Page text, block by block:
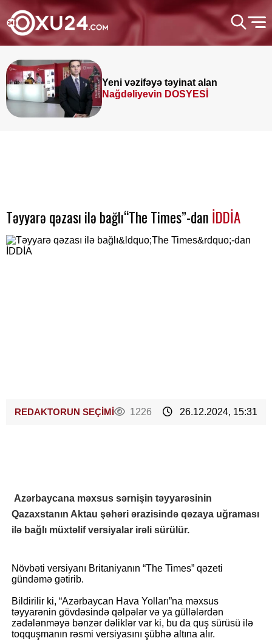
Yeni vəzifəyə təyinat alan
Nağdəliyevin DOSYESİ
Təyyarə qəzası ilə bağlı“The Times”-dan İDDİA
REDAKTORUN SEÇİMİ 1226 26.12.2024, 15:31
Azərbaycana məxsus sərnişin təyyarəsinin
Qazaxstanın Aktau şəhəri ərazisində qəzaya uğraması
ilə bağlı müxtəlif versiyalar irəli sürülür.
Növbəti versiyanı Britaniyanın “The Times” qəzeti
gündəmə gətirib.
Bildirilir ki, “Azərbaycan Hava Yolları”na məxsus
təyyarənin gövdəsində qəlpələr və ya güllələrdən
zədələnməyə bənzər dəliklər var ki, bu da quş sürüsü ilə
toqquşmanın rəsmi versiyasını şübhə altına alır.